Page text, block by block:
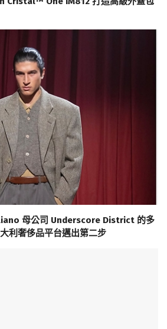
母公司 Underscore District 的多
利奢侈品平台邁出第二步